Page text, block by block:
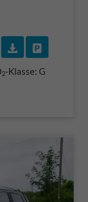
vereinbaren
rufen Sie an
2-Klasse: G